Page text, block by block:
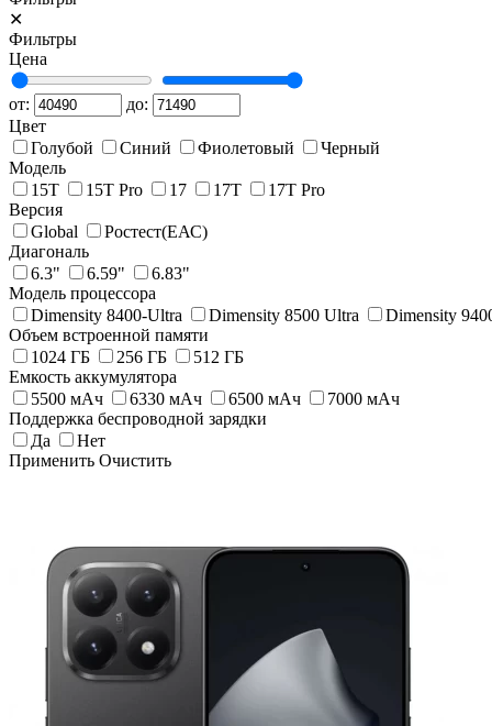
✕
Фильтры
Цена
от:
до:
Цвет
Голубой
Синий Фиолетовый
Черный
Модель
15T
15T Pro 17 17T
17T Pro
Версия
Global
Pостест(ЕАС)
Диагональ
6.3"
6.59"
6.83"
Модель процессора
Dimensity 8400-Ultra
Dimensity 8500 Ultra
Dimensity
Объем встроенной памяти
1024 ГБ
256 ГБ
512 ГБ
Емкость аккумулятора
5500 мАч
6330 мАч 6500 мАч
7000 мAч
Поддержка беспроводной зарядки
Да
Нет
Применить Очистить